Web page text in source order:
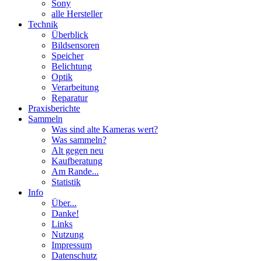
Sony
alle Hersteller
Technik
Überblick
Bildsensoren
Speicher
Belichtung
Optik
Verarbeitung
Reparatur
Praxisberichte
Sammeln
Was sind alte Kameras wert?
Was sammeln?
Alt gegen neu
Kaufberatung
Am Rande...
Statistik
Info
Über...
Danke!
Links
Nutzung
Impressum
Datenschutz